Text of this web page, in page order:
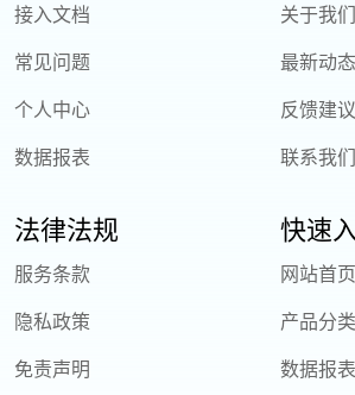
接入文档
常见问题
个人中心
数据报表
关于我们
最新动态
反馈建议
联系我们
法律法规
服务条款
隐私政策
免责声明
快速
网站首页
产品分类
数据报表